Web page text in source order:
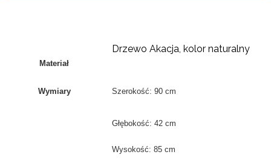
Materiał
Drzewo Akacja, kolor naturalny
Wymiary Szerokość: 90 cm
Głębokość: 42 cm
Wysokość: 85 cm